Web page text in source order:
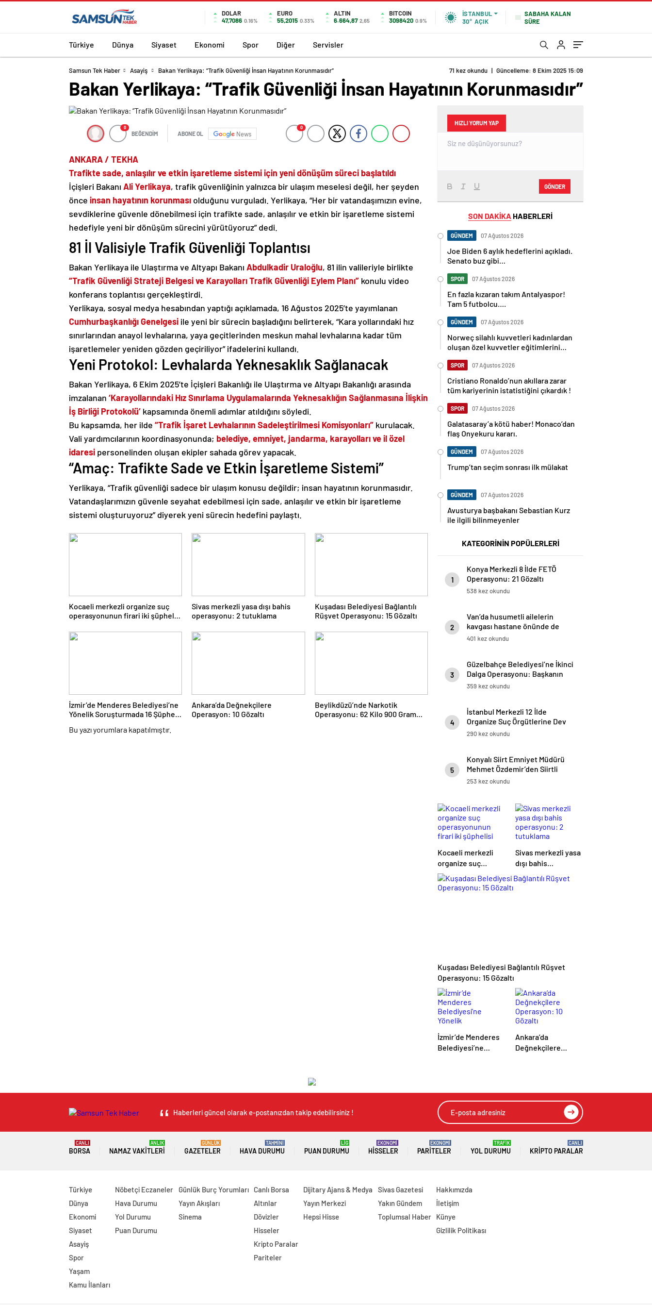
DOLAR
47,7086 0.16%
EURO
55,2015 0.33%
ALTIN
6.664,87 2,65
BITCOIN
3098420 0.9%
İSTANBUL
30° AÇIK
SABAHA KALAN
SÜRE
Türkiye Dünya Siyaset Ekonomi Spor Diğer Servisler
Samsun Tek Haber Asayiş Bakan Yerlikaya: “Trafik Güvenliği İnsan Hayatının Korunmasıdır” 71 kez okundu | Güncelleme: 8 Ekim 2025 15:09
Bakan Yerlikaya: “Trafik Güvenliği İnsan Hayatının Korunmasıdır”
0
BEĞENDİM ABONE OL News
0
ANKARA / TEKHA
Trafikte sade, anlaşılır ve etkin işaretleme sistemi için yeni dönüşüm süreci başlatıldı
İçişleri Bakanı Ali Yerlikaya, trafik güvenliğinin yalnızca bir ulaşım meselesi değil, her şeyden
önce insan hayatının korunması olduğunu vurguladı. Yerlikaya, “Her bir vatandaşımızın evine,
sevdiklerine güvenle dönebilmesi için trafikte sade, anlaşılır ve etkin bir işaretleme sistemi
hedefiyle yeni bir dönüşüm sürecini yürütüyoruz” dedi.
81 İl Valisiyle Trafik Güvenliği Toplantısı
Bakan Yerlikaya ile Ulaştırma ve Altyapı Bakanı Abdulkadir Uraloğlu, 81 ilin valileriyle birlikte
“Trafik Güvenliği Strateji Belgesi ve Karayolları Trafik Güvenliği Eylem Planı” konulu video
konferans toplantısı gerçekleştirdi.
Yerlikaya, sosyal medya hesabından yaptığı açıklamada, 16 Ağustos 2025’te yayımlanan
Cumhurbaşkanlığı Genelgesi ile yeni bir sürecin başladığını belirterek, “Kara yollarındaki hız
sınırlarından anayol levhalarına, yaya geçitlerinden meskun mahal levhalarına kadar tüm
işaretlemeler yeniden gözden geçiriliyor” ifadelerini kullandı.
Yeni Protokol: Levhalarda Yeknesaklık Sağlanacak
Bakan Yerlikaya, 6 Ekim 2025’te İçişleri Bakanlığı ile Ulaştırma ve Altyapı Bakanlığı arasında
imzalanan ‘Karayollarındaki Hız Sınırlama Uygulamalarında Yeknesaklığın Sağlanmasına İlişkin
İş Birliği Protokolü’ kapsamında önemli adımlar atıldığını söyledi.
Bu kapsamda, her ilde “Trafik İşaret Levhalarının Sadeleştirilmesi Komisyonları” kurulacak.
Vali yardımcılarının koordinasyonunda; belediye, emniyet, jandarma, karayolları ve il özel
idaresi personelinden oluşan ekipler sahada görev yapacak.
“Amaç: Trafikte Sade ve Etkin İşaretleme Sistemi”
Yerlikaya, “Trafik güvenliği sadece bir ulaşım konusu değildir; insan hayatının korunmasıdır.
Vatandaşlarımızın güvenle seyahat edebilmesi için sade, anlaşılır ve etkin bir işaretleme
sistemi oluşturuyoruz” diyerek yeni sürecin hedefini paylaştı.
Kocaeli merkezli organize suç
operasyonunun firari iki şüphelisi
Sivas merkezli yasa dışı bahis
operasyonu: 2 tutuklama
Kuşadası Belediyesi Bağlantılı
Rüşvet Operasyonu: 15 Gözaltı
İzmir’de Menderes Belediyesi’ne
Yönelik Soruşturmada 16 Şüpheli
Ankara’da Değnekçilere
Operasyon: 10 Gözaltı
Beylikdüzü’nde Narkotik
Operasyonu: 62 Kilo 900 Gram
Bu yazı yorumlara kapatılmıştır.
HIZLI YORUM YAP
GÖNDER
SON DAKİKA HABERLERİ
GÜNDEM 07 Ağustos 2026
Joe Biden 6 aylık hedeflerini açıkladı.
Senato buz gibi…
SPOR 07 Ağustos 2026
En fazla kızaran takım Antalyaspor!
Tam 5 futbolcu….
GÜNDEM 07 Ağustos 2026
Norweç silahlı kuvvetleri kadınlardan
oluşan özel kuvvetler eğitimlerini
SPOR 07 Ağustos 2026
Cristiano Ronaldo’nun akıllara zarar
tüm kariyerinin istatistiğini çıkardık !
SPOR 07 Ağustos 2026
Galatasaray’a kötü haber! Monaco’dan
flaş Onyekuru kararı.
GÜNDEM 07 Ağustos 2026
Trump’tan seçim sonrası ilk mülakat
GÜNDEM 07 Ağustos 2026
Avusturya başbakanı Sebastian Kurz
ile ilgili bilinmeyenler
KATEGORİNİN POPÜLERLERİ
1
Konya Merkezli 8 İlde FETÖ
Operasyonu: 21 Gözaltı
538 kez okundu
2
Van’da husumetli ailelerin
kavgası hastane önünde de
devam etti: 14 yaralı
401 kez okundu
3
Güzelbahçe Belediyesi’ne İkinci
Dalga Operasyonu: Başkanın
Yakınları Gözaltında
359 kez okundu
4
İstanbul Merkezli 12 İlde
Organize Suç Örgütlerine Dev
Operasyon: 74 Gözaltı
290 kez okundu
5
Konyalı Siirt Emniyet Müdürü
Mehmet Özdemir’den Siirtli
Şehit Babasına Duygulandıran
253 kez okundu
Kocaeli merkezli
organize suç
operasyonunun
firari iki şüphelisi
yakalandı
Sivas merkezli yasa
dışı bahis
operasyonu: 2
tutuklama
Kuşadası Belediyesi Bağlantılı Rüşvet
Operasyonu: 15 Gözaltı
İzmir’de Menderes
Belediyesi’ne
Ankara’da
Değnekçilere
Haberleri güncel olarak e-postanızdan takip edebilirsiniz !
BORSA
CANLI
NAMAZ VAKITLERI
ANLIK
GAZETELER
GÜNLÜK
HAVA DURUMU
TAHMİNİ
PUAN DURUMU
LİG
HISSELER
EKONOMİ
PARITELER
EKONOMİ
YOL DURUMU
TRAFİK
KRIPTO PARALAR
CANLI
Türkiye
Dünya
Ekonomi
Siyaset
Asayiş
Spor
Yaşam
Kamu İlanları
Nöbetçi Eczaneler
Hava Durumu
Yol Durumu
Puan Durumu
Günlük Burç Yorumları
Yayın Akışları
Sinema
Canlı Borsa
Altınlar
Dövizler
Hisseler
Kripto Paralar
Pariteler
Dijitary Ajans & Medya
Yayın Merkezi
Hepsi Hisse
Sivas Gazetesi
Yakın Gündem
Toplumsal Haber
Hakkımızda
İletişim
Künye
Gizlilik Politikası